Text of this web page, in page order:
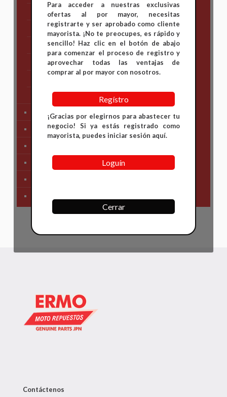
Honda
KAWASAKI
KTM
Suzuki
Yamaha
Tren Delantero
Partes de Motor
Contáctenos
Para acceder a nuestras exclusivas
ofertas al por mayor, necesitas
registrarte y ser aprobado como cliente
mayorista. ¡No te preocupes, es rápido y
sencillo! Haz clic en el botón de abajo
para comenzar el proceso de registro y
aprovechar todas las ventajas de
comprar al por mayor con nosotros.
Regístro
¡Gracias por elegirnos para abastecer tu
negocio! Si ya estás registrado como
mayorista, puedes iniciar sesión aquí.
Loguín
Cerrar